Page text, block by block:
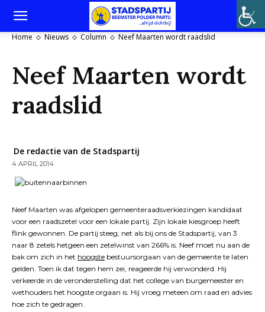
Home Nieuws Column Neef Maarten wordt raadslid
Neef Maarten wordt
raadslid
De redactie van de Stadspartij
4 APRIL 2014
Neef Maarten was afgelopen gemeenteraadsverkiezingen kandidaat
voor een raadszetel voor een lokale partij. Zijn lokale kiesgroep heeft
flink gewonnen. De partij steeg, net als bij ons de Stadspartij, van 3
naar 8 zetels hetgeen een zetelwinst van 266% is. Neef moet nu aan de
bak om zich in het hoogste bestuursorgaan van de gemeente te laten
gelden. Toen ik dat tegen hem zei, reageerde hij verwonderd. Hij
verkeerde in de veronderstelling dat het college van burgemeester en
wethouders het hoogste orgaan is. Hij vroeg meteen om raad en advies
hoe zich te gedragen.